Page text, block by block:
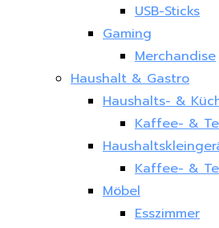
USB-Sticks
Gaming
Merchandise
Haushalt & Gastro
Haushalts- &
Kaffee- &
Kaffee- &
Möbel
Esszimmer